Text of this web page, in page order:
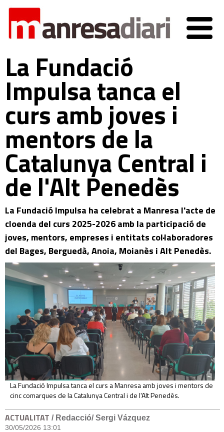
La Fundació
Impulsa tanca el
curs amb joves i
mentors de la
Catalunya Central i
de l'Alt Penedès
La Fundació Impulsa ha celebrat a Manresa l'acte de
cloenda del curs 2025-2026 amb la participació de
joves, mentors, empreses i entitats col·laboradores
del Bages, Berguedà, Anoia, Moianès i Alt Penedès.
La Fundació Impulsa tanca el curs a Manresa amb joves i mentors de
cinc comarques de la Catalunya Central i de l'Alt Penedès.
ACTUALITAT / Redacció/ Sergi Vázquez
30/05/2026 13:01